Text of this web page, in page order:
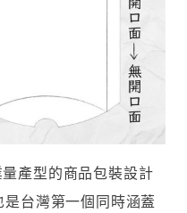
產型的商品包裝設計
台灣第一個同時涵蓋